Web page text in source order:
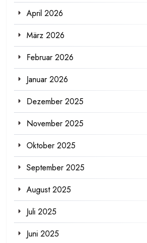
April 2026
März 2026
Februar 2026
Januar 2026
Dezember 2025
November 2025
Oktober 2025
September 2025
August 2025
Juli 2025
Juni 2025